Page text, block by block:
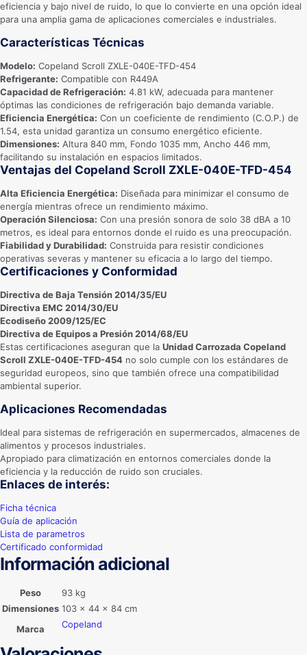
eficiencia y bajo nivel de ruido, lo que lo convierte en una opción ideal
para una amplia gama de aplicaciones comerciales e industriales.
Características Técnicas
Modelo: Copeland Scroll ZXLE-040E-TFD-454
Refrigerante: Compatible con R449A
Capacidad de Refrigeración: 4.81 kW, adecuada para mantener
óptimas las condiciones de refrigeración bajo demanda variable.
Eficiencia Energética: Con un coeficiente de rendimiento (C.O.P.) de
1.54, esta unidad garantiza un consumo energético eficiente.
Dimensiones: Altura 840 mm, Fondo 1035 mm, Ancho 446 mm,
facilitando su instalación en espacios limitados.
Ventajas del Copeland Scroll ZXLE-040E-TFD-454
Alta Eficiencia Energética: Diseñada para minimizar el consumo de
energía mientras ofrece un rendimiento máximo.
Operación Silenciosa: Con una presión sonora de solo 38 dBA a 10
metros, es ideal para entornos donde el ruido es una preocupación.
Fiabilidad y Durabilidad: Construida para resistir condiciones
operativas severas y mantener su eficacia a lo largo del tiempo.
Certificaciones y Conformidad
Directiva de Baja Tensión 2014/35/EU
Directiva EMC 2014/30/EU
Ecodiseño 2009/125/EC
Directiva de Equipos a Presión 2014/68/EU
Estas certificaciones aseguran que la Unidad Carrozada Copeland
Scroll ZXLE-040E-TFD-454 no solo cumple con los estándares de
seguridad europeos, sino que también ofrece una compatibilidad
ambiental superior.
Aplicaciones Recomendadas
Ideal para sistemas de refrigeración en supermercados, almacenes de
alimentos y procesos industriales.
Apropiado para climatización en entornos comerciales donde la
eficiencia y la reducción de ruido son cruciales.
Enlaces de interés:
Ficha técnica
Guía de aplicación
Lista de parametros
Certificado conformidad
Información adicional
Peso
93 kg
Dimensiones 103 × 44 × 84 cm
Marca
Copeland